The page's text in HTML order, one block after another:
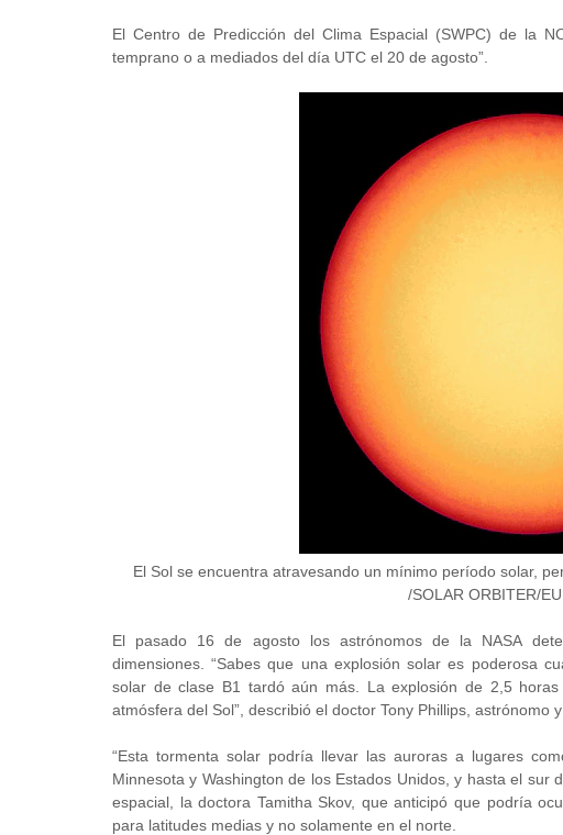
El Centro de Predicción del Clima Espacial (SWPC) de la
temprano o a mediados del día UTC el 20 de agosto”.
El Sol se encuentra atravesando un mínimo período solar,
/SOLAR ORBITER/
El pasado 16 de agosto los astrónomos de la NASA
dimensiones. “Sabes que una explosión solar es poderosa
solar de clase B1 tardó aún más. La explosión de 2,5
atmósfera del Sol”, describió el doctor Tony Phillips, astrónomo
“Esta tormenta solar podría llevar las auroras a lugares
Minnesota y Washington de los Estados Unidos, y hasta el sur
espacial, la doctora Tamitha Skov, que anticipó que podría
para latitudes medias y no solamente en el norte.